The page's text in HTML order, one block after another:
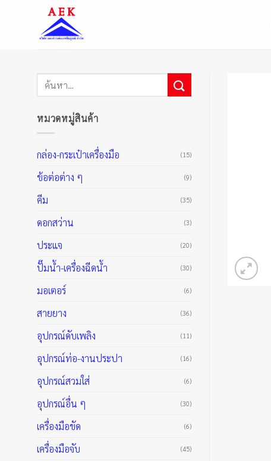
ค้นหา:
หมวดหมู่สินค้า
กล่อง-กระเป๋าเครื่องมือ (15)
ข้อต่อต่าง ๆ (9)
คีม (35)
ดอกสว่าน (3)
ประแจ (20)
ปั๊มน้ำ-เครื่องฉีดน้ำ (30)
มอเตอร์ (6)
สายยาง (36)
อุปกรณ์ดับเพลิง (11)
อุปกรณ์ท่อ-งานประปา (16)
อุปกรณ์สวมใส่ (6)
อุปกรณ์อื่น ๆ (30)
เครื่องมือขัด (6)
เครื่องมือจับ (45)